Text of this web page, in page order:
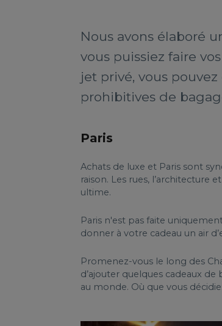
Nous avons élaboré
vous puissiez faire
jet privé, vous
prohibitives de
Paris
Achats de luxe et Paris sont
raison. Les rues,
ultime.
Paris n'est pas faite
donner à votre cadeau un air
Promenez-vous le long des
d’ajouter quelques cadeaux
au monde. Où que vous